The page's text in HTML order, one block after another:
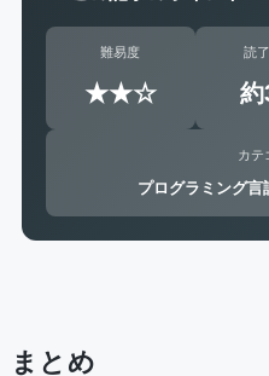
難易度
★★☆
読
約
カテ
プログラミング言
まとめ